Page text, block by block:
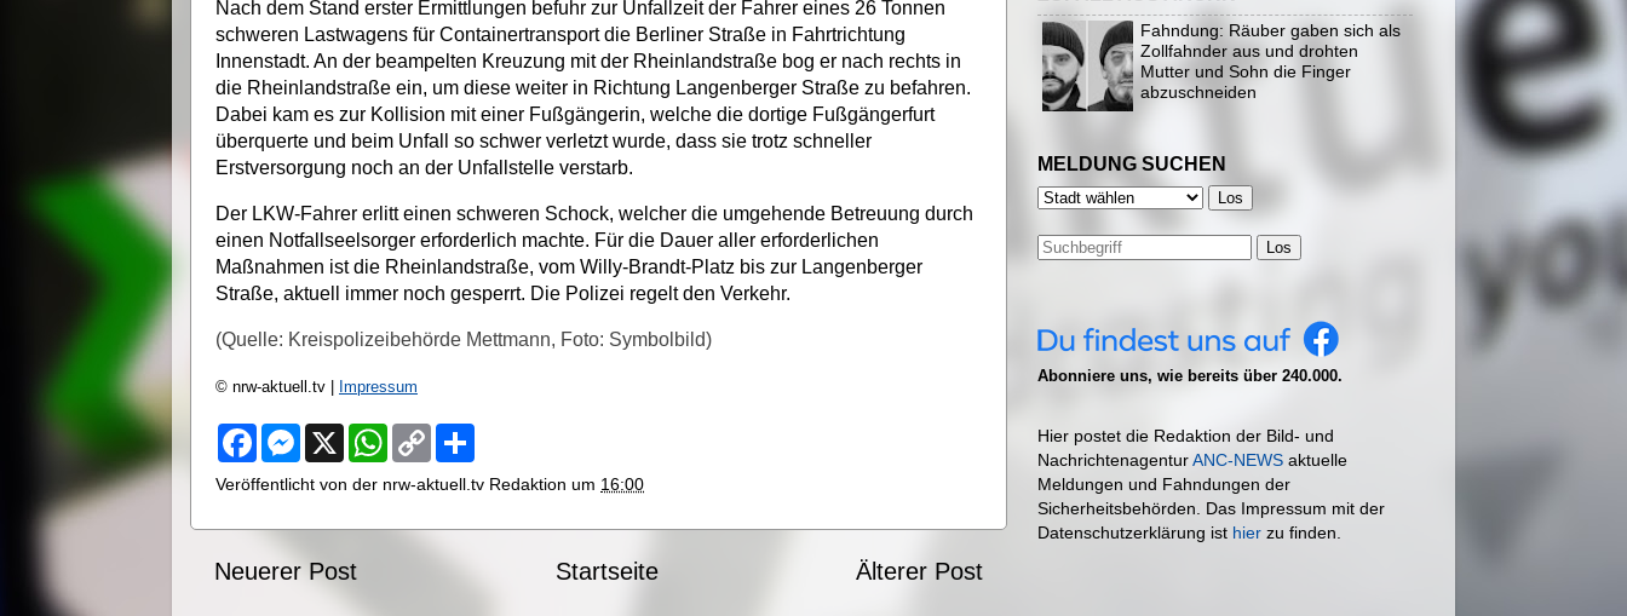
Nach dem Stand erster Ermittlungen befuhr zur Unfallzeit der Fahrer eines 26 Tonnen
schweren Lastwagens für Containertransport die Berliner Straße in Fahrtrichtung
Innenstadt. An der beampelten Kreuzung mit der Rheinlandstraße bog er nach rechts in
die Rheinlandstraße ein, um diese weiter in Richtung Langenberger Straße zu befahren.
Dabei kam es zur Kollision mit einer Fußgängerin, welche die dortige Fußgängerfurt
überquerte und beim Unfall so schwer verletzt wurde, dass sie trotz schneller
Erstversorgung noch an der Unfallstelle verstarb.
Der LKW-Fahrer erlitt einen schweren Schock, welcher die umgehende Betreuung durch
einen Notfallseelsorger erforderlich machte. Für die Dauer aller erforderlichen
Maßnahmen ist die Rheinlandstraße, vom Willy-Brandt-Platz bis zur Langenberger
Straße, aktuell immer noch gesperrt. Die Polizei regelt den Verkehr.
(Quelle: Kreispolizeibehörde Mettmann, Foto: Symbolbild)
© nrw-aktuell.tv | Impressum
F
e
o
k
M
s
n
e
X
W
t
A
C
y
i
r
Veröffentlicht von der nrw-aktuell.tv Redaktion um 16:00
Neuerer Post Älterer Post
Startseite
Fahndung: Räuber gaben sich als
Zollfahnder aus und drohten
Mutter und Sohn die Finger
abzuschneiden
MELDUNG SUCHEN
Los
Abonniere uns, wie bereits über 240.000.
Hier postet die Redaktion der Bild- und
NachrichtenagenturANC-NEWS aktuelle
Meldungen und Fahndungen der
Sicherheitsbehörden. Das Impressum mit der
Datenschutzerklärung ist hier zu finden.